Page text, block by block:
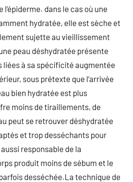
dans le cas où une
hydratée, elle est sèche et
sujette au vieillissement
peau déshydratée présente
liées à sa spécificité augmentée
sous prétexte que l’arrivée
bien hydratée est plus
moins de tiraillements, de
peut se retrouver déshydratée
et trop desséchants pour
aussi responsable de la
produit moins de sébum et le
desséchée.La technique de